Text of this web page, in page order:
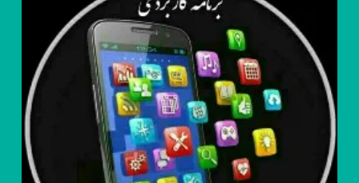
🥇
سیسمونی